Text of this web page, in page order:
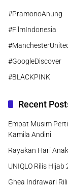
#PramonoAnung
#FilmIndonesia
#GoogleDiscover
#BLACKPINK
Recent
Empat Musim
Kamila Andini
Rayakan Hari
UNIQLO Rilis
Ghea Indrawari